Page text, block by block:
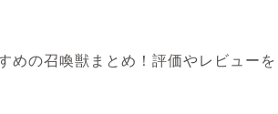
めの召喚獣まとめ！評価やレビューを